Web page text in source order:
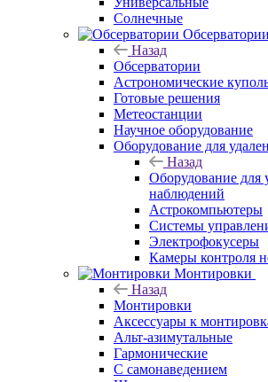
Солнечные
Обсерватории
Назад
Обсерватории
Астрономические
Готовые решения
Метеостанции
Научное оборудование
Оборудование для
Назад
Оборудование для
наблюдений
Астрокомпьютеры
Системы
Электрофокусеры
Камеры контроля
Монтировки
Назад
Монтировки
Аксессуары к
Альт-азимутальные
Гармонические
С самонаведением